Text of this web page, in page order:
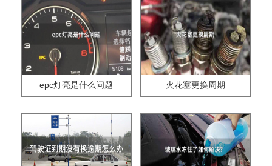
epc灯亮是什么问题 火花塞更换周期